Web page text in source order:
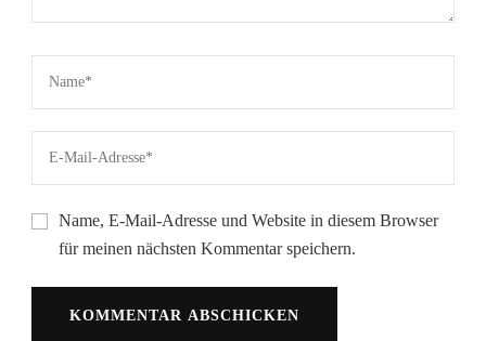
Name, E-Mail-Adresse und Website in diesem Browser
für meinen nächsten Kommentar speichern.